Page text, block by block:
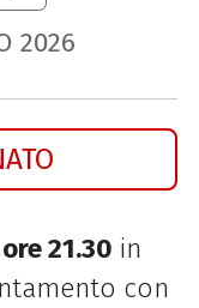
2026
21.30 in
con